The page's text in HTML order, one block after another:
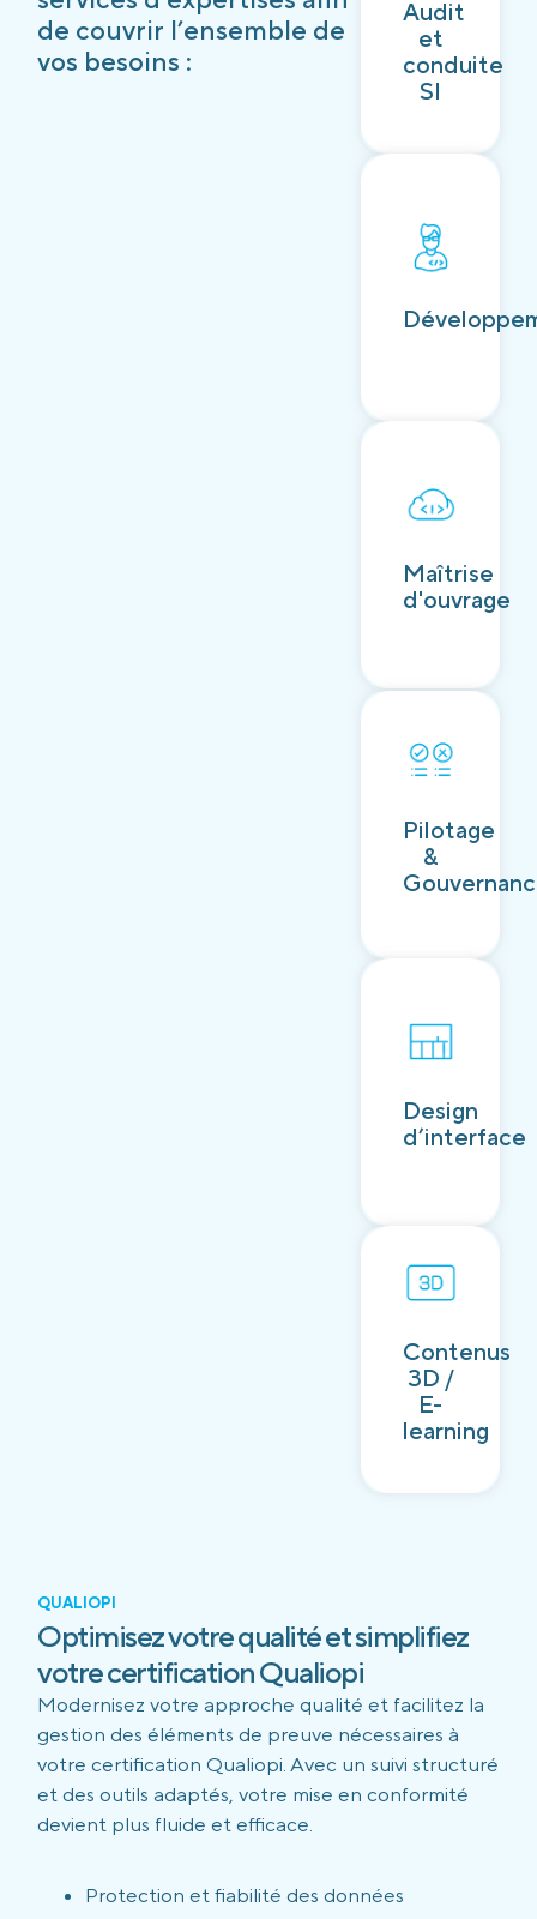
de couvrir l’ensemble de
vos besoins :
Audit
et
conduite
SI
Découvrir
Maîtrise
d'ouvrage
Pilotage
&
Découvrir
Design
d’interface
Contenus
3D /
E-
learning
Découvrir
QUALIOPI
Optimisez votre qualité et simplifiez
votre certification Qualiopi
Modernisez votre approche qualité et facilitez la
gestion des éléments de preuve nécessaires à
votre certification Qualiopi. Avec un suivi structuré
et des outils adaptés, votre mise en conformité
devient plus fluide et efficace.
Protection et fiabilité des données